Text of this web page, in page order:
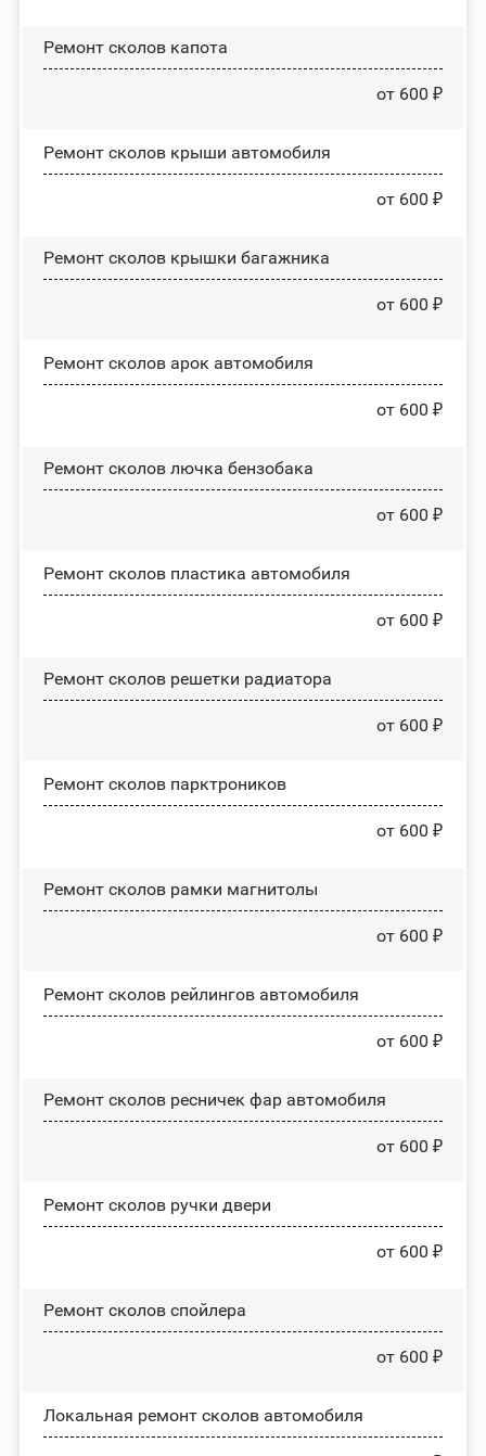
Ремонт сколов капота
от 600 ₽
Ремонт сколов крыши автомобиля
от 600 ₽
Ремонт сколов крышки багажника
от 600 ₽
Ремонт сколов арок автомобиля
от 600 ₽
Ремонт сколов лючка бензобака
от 600 ₽
Ремонт сколов пластика автомобиля
от 600 ₽
Ремонт сколов решетки радиатора
от 600 ₽
Ремонт сколов парктроников
от 600 ₽
Ремонт сколов рамки магнитолы
от 600 ₽
Ремонт сколов рейлингов автомобиля
от 600 ₽
Ремонт сколов ресничек фар автомобиля
от 600 ₽
Ремонт сколов ручки двери
от 600 ₽
Ремонт сколов спойлера
от 600 ₽
Локальная ремонт сколов автомобиля